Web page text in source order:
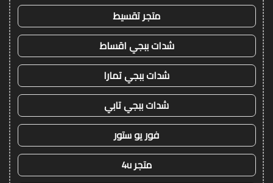
متجر تقسيط
شدات ببجي اقساط
شدات ببجي تمارا
شدات ببجي تابي
فور يو ستور
متجر 4u